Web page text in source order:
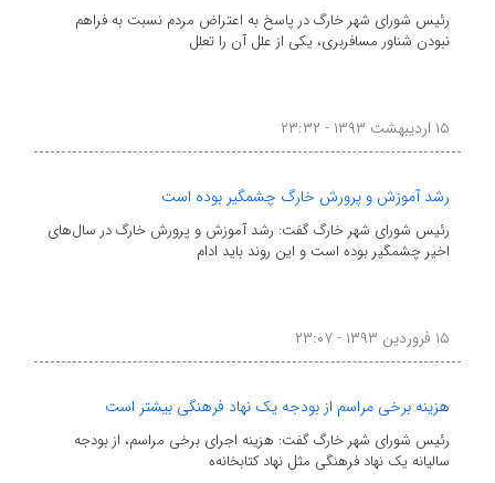
رئیس شورای شهر خارگ در پاسخ به اعتراض مردم نسبت به فراهم
نبودن شناور مسافربری، یکی از علل آن را تعلل
۱۵ اردیبهشت ۱۳۹۳ - ۲۳:۳۲
رشد آموزش و پرورش خارگ چشمگیر بوده است
رئیس شورای شهر خارگ گفت: رشد آموزش و پرورش خارگ در سال‌های
اخیر چشمگیر بوده است و این روند باید ادام
۱۵ فروردین ۱۳۹۳ - ۲۳:۰۷
هزینه برخی مراسم از بودجه یک نهاد فرهنگی بیشتر است
رئیس شورای شهر خارگ گفت: هزینه اجرای برخی مراسم، از بودجه
سالیانه یک نهاد فرهنگی مثل نهاد کتابخانه‌ه